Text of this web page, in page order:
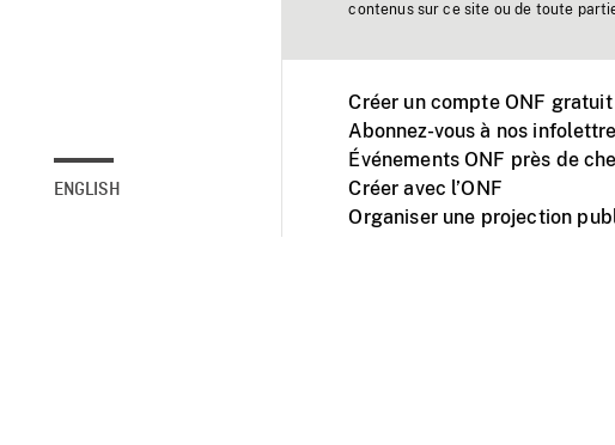
ENGLISH
contenus sur ce site ou de toute
Créer un compte ONF gratuit
Abonnez-vous à nos
Événements ONF près de
Créer avec l’ONF
Organiser une projection